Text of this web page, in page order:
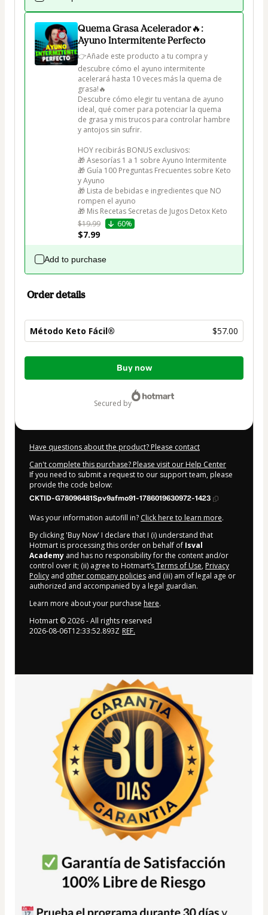
Quema Grasa Acelerador🔥:
Ayuno Intermitente Perfecto
👉Añade este producto a tu compra y
descubre cómo el ayuno intermitente
acelerará hasta 10 veces más la quema de
grasa!🔥
Descubre cómo elegir tu ventana de ayuno
ideal, qué comer para potenciar la quema
de grasa y mis trucos para controlar hambre
y antojos sin sufrir.
HOY recibirás BONUS exclusivos:
🎁 Asesorías 1 a 1 sobre Ayuno Intermitente
🎁 Guía 100 Preguntas Frecuentes sobre Keto
y Ayuno
🎁 Lista de bebidas e ingredientes que NO
rompen el ayuno
🎁 Mis Recetas Secretas de Jugos Detox Keto
$19.99
60%
$7.99
Add to purchase
Order details
Método Keto Fácil® $57.00
Total
Buy now
secured by
Have questions about the product? Please contact
Can't complete this purchase? Please visit our Help Center
If you need to submit a request to our support team, please
provide the code below:
CKTID-G78096481Spv9afmo91-1786019630972-1423
Was your information autofill in? Click here to learn more.
By clicking 'Buy Now' I declare that I (i) understand that
Hotmart is processing this order on behalf of Isval
Academy and has no responsibility for the content and/or
control over it; (ii) agree to Hotmart’sTerms of Use, Privacy
Policy and other company policies and (iii) am of legal age or
authorized and accompanied by a legal guardian.
Learn more about your purchase here.
Hotmart ©2026- All rights reserved
2026-08-06T12:33:52.893Z REF.